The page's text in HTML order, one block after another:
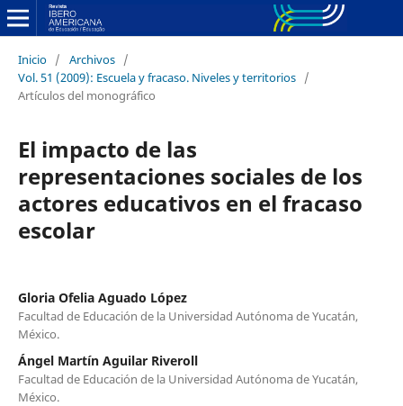
Inicio / Archivos /
Vol. 51 (2009): Escuela y fracaso. Niveles y territorios /
Artículos del monográfico
El impacto de las
representaciones sociales de los
actores educativos en el fracaso
escolar
Gloria Ofelia Aguado López
Facultad de Educación de la Universidad Autónoma de Yucatán,
México.
Ángel Martín Aguilar Riveroll
Facultad de Educación de la Universidad Autónoma de Yucatán,
México.